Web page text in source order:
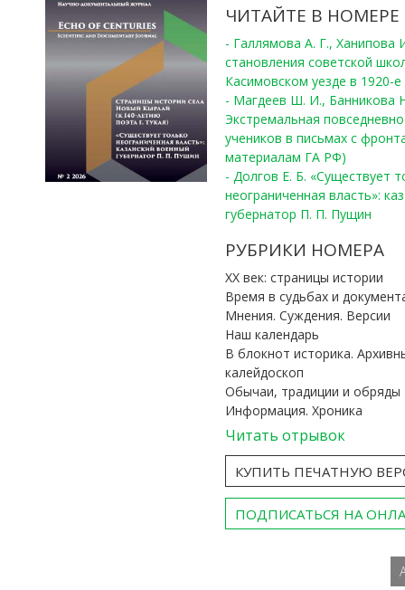
ЧИТАЙТЕ В НОМЕРЕ
- Галлямова А. Г.,
становления советской
Касимовском уезде в 1920-е
- Магдеев Ш. И., Банникова
Экстремальная
учеников в письмах с
материалам ГА РФ)
- Долгов Е. Б. «Существует
неограниченная власть»:
губернатор П. П. Пущин
РУБРИКИ НОМЕРА
ХХ век: страницы истории
Время в судьбах и
Мнения. Суждения. Версии
Наш календарь
В блокнот историка.
калейдоскоп
Обычаи, традиции и обряды
Информация. Хроника
Читать отрывок
КУПИТЬ ПЕЧАТНУЮ
ПОДПИСАТЬСЯ НА